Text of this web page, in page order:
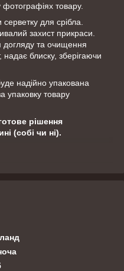
товару.
для срібла.
захист прикраси.
догляду та очищення
блиску, зберігаючи
надійно упакована
упаковку товару
рішення
(собі чи ні).